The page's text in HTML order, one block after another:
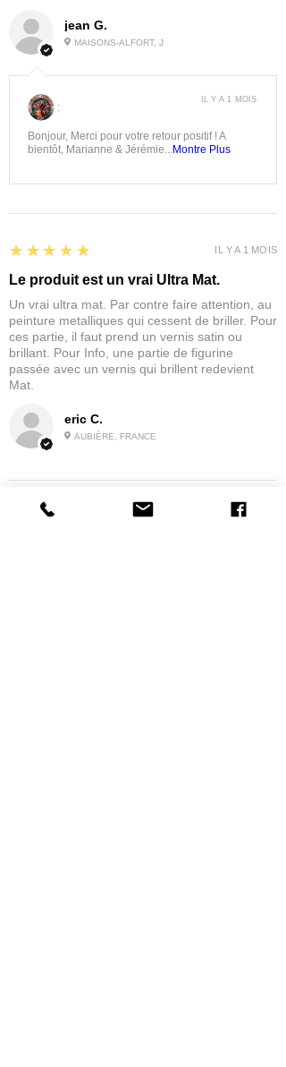
jean G.
MAISONS-ALFORT, J
:
Bonjour, Merci pour votre retour positif ! A
bientôt, Marianne & Jérémie...Montre Plus
IL Y A 1 MOIS
eric C.
AUBIÈRE, FRANCE
5
★★★★★
Le produit est un vrai Ultra Mat.
Un vrai ultra mat. Par contre faire attention, au
peinture metalliques qui cessent de briller. Pour
ces partie, il faut prend un vernis satin ou
brillant. Pour Info, une partie de figurine
passée avec un vernis qui brillent redevient
Mat.
IL Y A 1 MOIS
★★★★★ IL Y A 1 MOIS